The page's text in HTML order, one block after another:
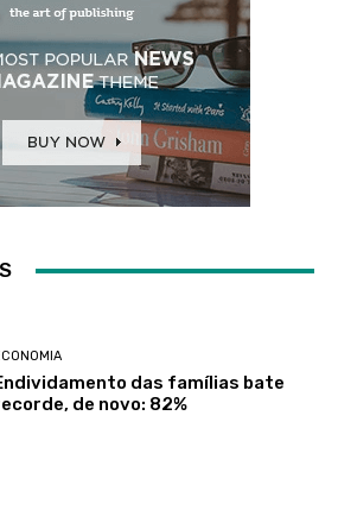
das famílias bate
de novo: 82%